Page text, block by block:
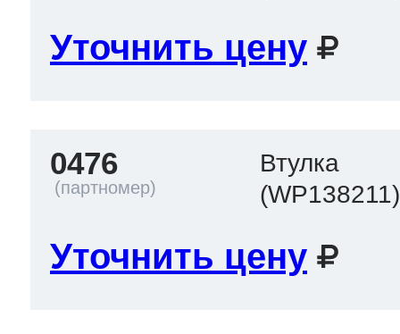
Уточнить цену
0476
Втулка
(WP138211)
Уточнить цену